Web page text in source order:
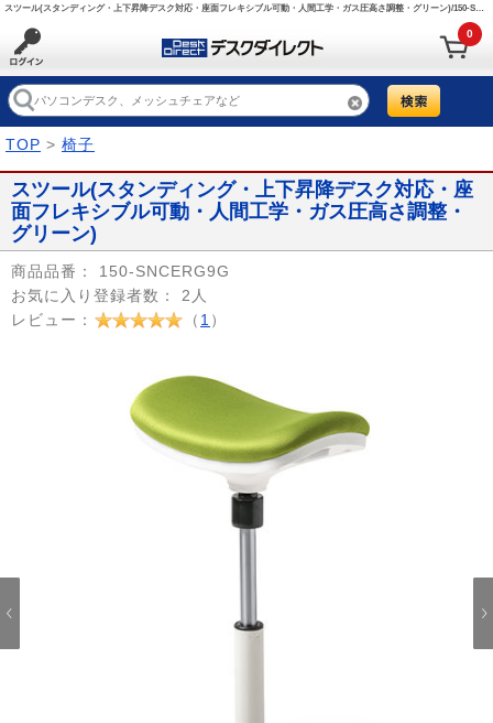
スツール(スタンディング・上下昇降デスク対応・座面フレキシブル可動・人間工学・ガス圧高さ調整・グリーン)/150-SNCERG9G【デスクダイレクト】
0
TOP > 椅子
スツール(スタンディング・上下昇降デスク対応・座
面フレキシブル可動・人間工学・ガス圧高さ調整・
グリーン)
商品品番：
150-SNCERG9G
お気に入り登録者数：
2人
レビュー：
（ 1 ）